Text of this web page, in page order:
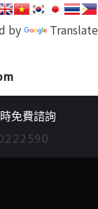
by Translate
免費諮詢